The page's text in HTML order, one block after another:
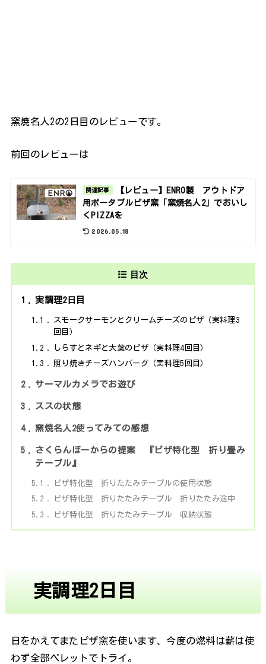
窯焼名人2の2日目のレビューです。
前回のレビューは
関連記事
【レビュー】ENRO製 アウトドア
用ポータブルピザ窯「窯焼名人2」でおいし
くPIZZAを
2026.05.18
目次
1 実調理2日目
1.1
スモークサーモンとクリームチーズのピザ（実料理3
回目）
1.2
しらすとネギと大葉のピザ（実料理4回目）
1.3
照り焼きチーズハンバーグ（実料理5回目）
2 サーマルカメラでお遊び
3 ススの状態
4 窯焼名人2使ってみての感想
5
さくらんぼーからの提案 『ピザ特化型 折り畳み
テーブル』
5.1
ピザ特化型 折りたたみテーブルの使用状態
5.2
ピザ特化型 折りたたみテーブル 折りたたみ途中
5.3
ピザ特化型 折りたたみテーブル 収納状態
実調理2日目
日をかえてまたピザ窯を使います、今度の燃料は薪は使
わず全部ペレットでトライ。